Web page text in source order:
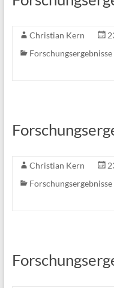
Christian Kern
Forschungsergebnisse
Christian Kern
Forschungsergebnisse